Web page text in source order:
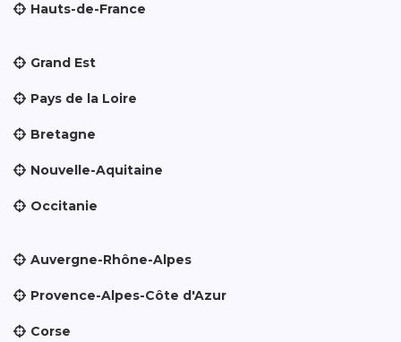
Hauts-de-France
Grand Est
Pays de la Loire
Bretagne
Nouvelle-Aquitaine
Occitanie
Auvergne-Rhône-Alpes
Provence-Alpes-Côte d'Azur
Corse